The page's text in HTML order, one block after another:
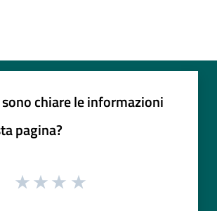
chiare le informazioni
pagina?